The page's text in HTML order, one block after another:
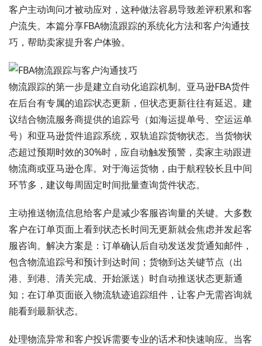
客户主动询问才被动应对，这种做法容易导致差评积累和客
户流失。本篇分享FBA物流跟踪的系统化方法和客户沟通技
巧，帮助卖家提升客户体验。
物流跟踪的第一步是建立自动化追踪机制。亚马逊FBA货件
在后台有专属的追踪状态更新，但状态更新往往有延迟。建
议结合物流服务商提供的追踪号（如海运提单号、空运运单
号）和亚马逊货件追踪系统，双轨追踪货物状态。当货物状
态超过预期时效的30%时，应自动触发预警，卖家主动跟进
物流商或亚马逊仓库。对于海运货物，由于航程较长且中间
环节多，建议每周固定时间批量查询货件状态。
主动推送物流信息给客户是减少客服咨询量的关键。大多数
客户在订单页面上看到状态长时间无更新就会焦虑并发起客
服咨询。解决方案是：订单确认后自动发送发货通知邮件，
包含物流追踪号和预计到达时间；货物到达关键节点（出
港、到港、清关完成、开始派送）时自动推送状态更新通
知；在订单页面嵌入物流轨迹追踪组件，让客户无需咨询就
能看到最新状态。
处理物流异常和客户投诉需要专业的话术和快速响应。当客